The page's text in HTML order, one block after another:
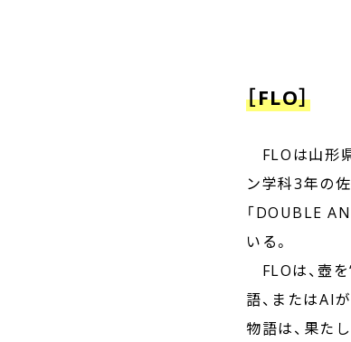
［FLO］
FLOは山形
ン学科3年の
「DOUBLE
いる。
FLOは、壺
語、またはAI
物語は、果た